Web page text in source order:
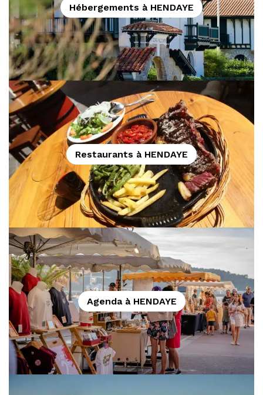
Hébergements à HENDAYE
Restaurants à HENDAYE
Agenda à HENDAYE